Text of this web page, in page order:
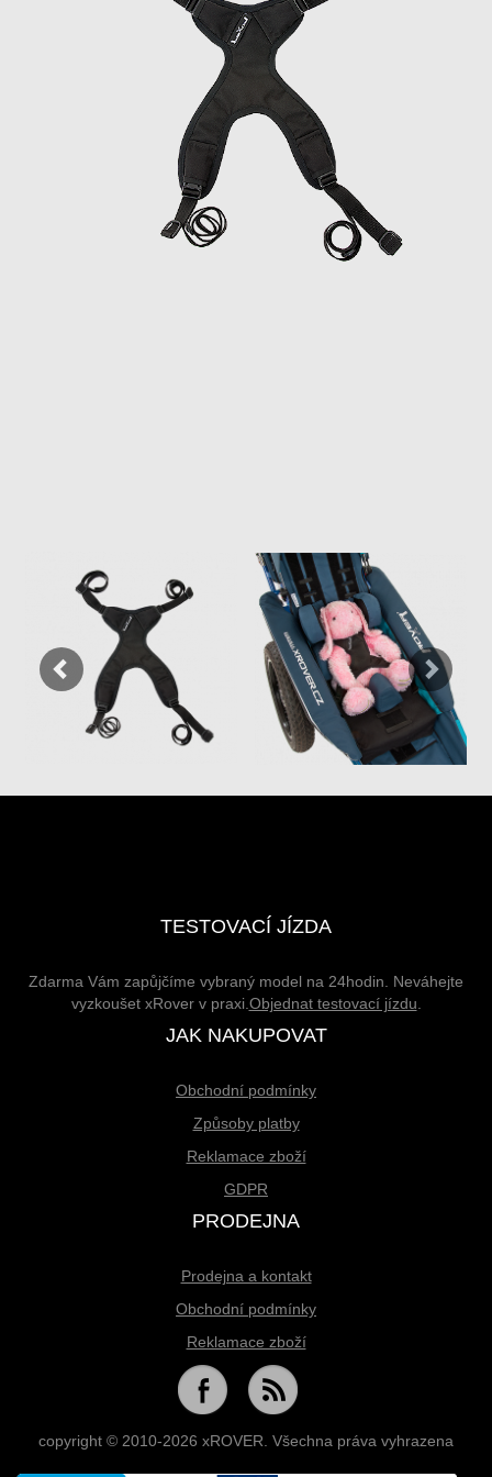
TESTOVACÍ JÍZDA
Zdarma Vám zapůjčíme vybraný model na 24hodin. Neváhejte
vyzkoušet xRover v praxi. Objednat testovací jízdu
JAK NAKUPOVAT
Obchodní podmínky
Způsoby platby
Reklamace zboží
GDPR
PRODEJNA
Prodejna a kontakt
Obchodní podmínky
Reklamace zboží
copyright © 2010-2026 xROVER. Všechna práva vyhrazena